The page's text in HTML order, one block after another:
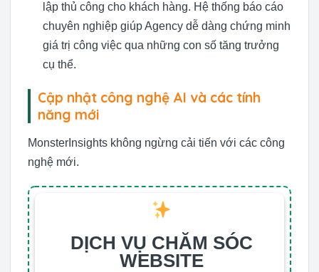
lập thủ công cho khách hàng. Hệ thống báo cáo
chuyên nghiệp giúp Agency dễ dàng chứng minh
giá trị công việc qua những con số tăng trưởng
cụ thể.
Cập nhật công nghệ AI và các tính
năng mới
MonsterInsights không ngừng cải tiến với các công
nghệ mới.
DỊCH VỤ CHĂM SÓC
WEBSITE